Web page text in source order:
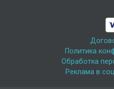
Политика
Обработка
Реклама в